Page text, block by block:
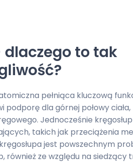
dlaczego to tak
pełniąca kluczową
podporę dla górnej połowy
Jednocześnie
takich jak przeciążenia
jest powszechnym
również ze względu na siedzący